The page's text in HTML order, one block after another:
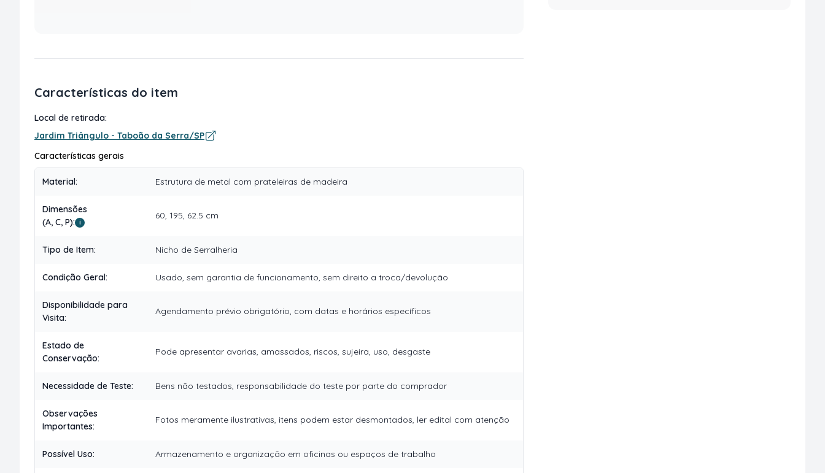
Características do item
Local de retirada:
Jardim Triângulo - Taboão da Serra/SP
Características gerais
Material: Estrutura de metal com prateleiras de madeira
Dimensões
(A, C, P): i
60, 195, 62.5 cm
Tipo de Item: Nicho de Serralheria
Condição Geral: Usado, sem garantia de funcionamento, sem direito a troca/devolução
Disponibilidade para
Visita:
Agendamento prévio obrigatório, com datas e horários específicos
Estado de
Conservação:
Pode apresentar avarias, amassados, riscos, sujeira, uso, desgaste
Necessidade de Teste: Bens não testados, responsabilidade do teste por parte do comprador
Observações
Importantes:
Fotos meramente ilustrativas, itens podem estar desmontados, ler edital com atenção
Possível Uso: Armazenamento e organização em oficinas ou espaços de trabalho